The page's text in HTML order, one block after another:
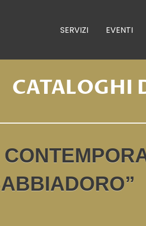
SERVIZI EVENTI
CATALOGHI